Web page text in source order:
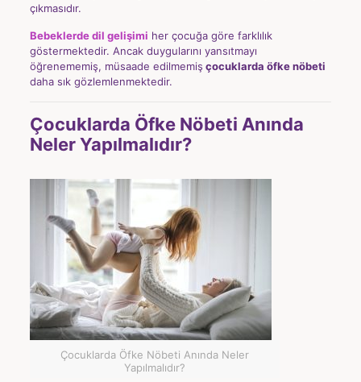
çıkmasıdır.
Bebeklerde dil gelişimi her çocuğa göre farklılık
göstermektedir. Ancak duygularını yansıtmayı
öğrenememiş, müsaade edilmemiş çocuklarda öfke nöbeti
daha sık gözlemlenmektedir.
Çocuklarda Öfke Nöbeti Anında
Neler Yapılmalıdır?
Çocuklarda Öfke Nöbeti Anında Neler
Yapılmalıdır?